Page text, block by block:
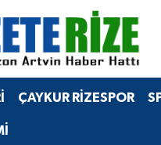
ÇAYKUR RİZESPOR